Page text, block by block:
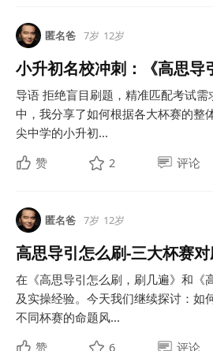
匿名爸 7岁 12岁
小升初名校冲刺：《高思
导语 拒绝盲目刷题，精准匹配考试
中，我分享了如何根据各大杯赛的整
尖中学的小升初...
赞
2 评论
匿名爸 7岁 12岁
高思导引怎么刷-三大杯赛
在《高思导引怎么刷，刷几遍》和《
及实操经验。今天我们继续探讨：
不同杯赛的命题风...
赞
6 评论